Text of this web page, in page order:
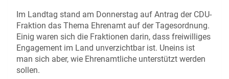
Im Landtag stand am Donnerstag auf Antrag der CDU-
Fraktion das Thema Ehrenamt auf der Tagesordnung.
Einig waren sich die Fraktionen darin, dass freiwilliges
Engagement im Land unverzichtbar ist. Uneins ist
man sich aber, wie Ehrenamtliche unterstützt werden
sollen.